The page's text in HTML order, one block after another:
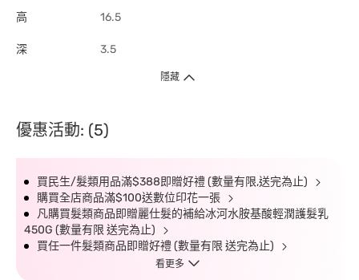
高 16.5
深 3.5
隱藏
優惠活動: (5)
買民生/髮類用品滿$388即贈好禮 (數量有限,送完為止)
購買全店商品滿$100送數位印花一張
凡購買髮類商品即贈麗仕髮的補給冰河水胺基酸輕潤護髮乳
450G (數量有限 送完為止)
買任一件髮類商品即贈好禮 (數量有限 送完為止)
看更多